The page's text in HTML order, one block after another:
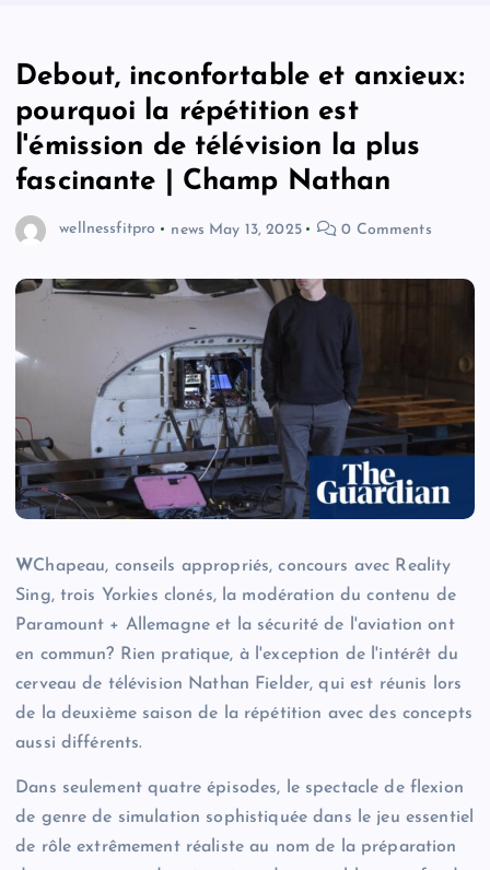
Debout, inconfortable et anxieux:
pourquoi la répétition est
l'émission de télévision la plus
fascinante | Champ Nathan
wellnessfitpro news May 13, 2025 0 Comments
WChapeau, conseils appropriés, concours avec Reality
Sing, trois Yorkies clonés, la modération du contenu de
Paramount + Allemagne et la sécurité de l'aviation ont
en commun? Rien pratique, à l'exception de l'intérêt du
cerveau de télévision Nathan Fielder, qui est réunis lors
de la deuxième saison de la répétition avec des concepts
aussi différents.
Dans seulement quatre épisodes, le spectacle de flexion
de genre de simulation sophistiquée dans le jeu essentiel
de rôle extrêmement réaliste au nom de la préparation